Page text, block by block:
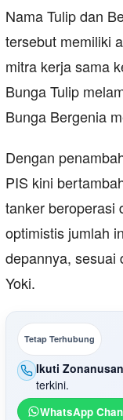
Nama Tulip dan
tersebut memiliki
mitra kerja sama
Bunga Tulip
Bunga Bergenia
Dengan
PIS kini
tanker beroperasi
optimistis jumlah
depannya, sesuai
Yoki.
Tetap Terhubung
Ikuti
terkini.
WhatsApp